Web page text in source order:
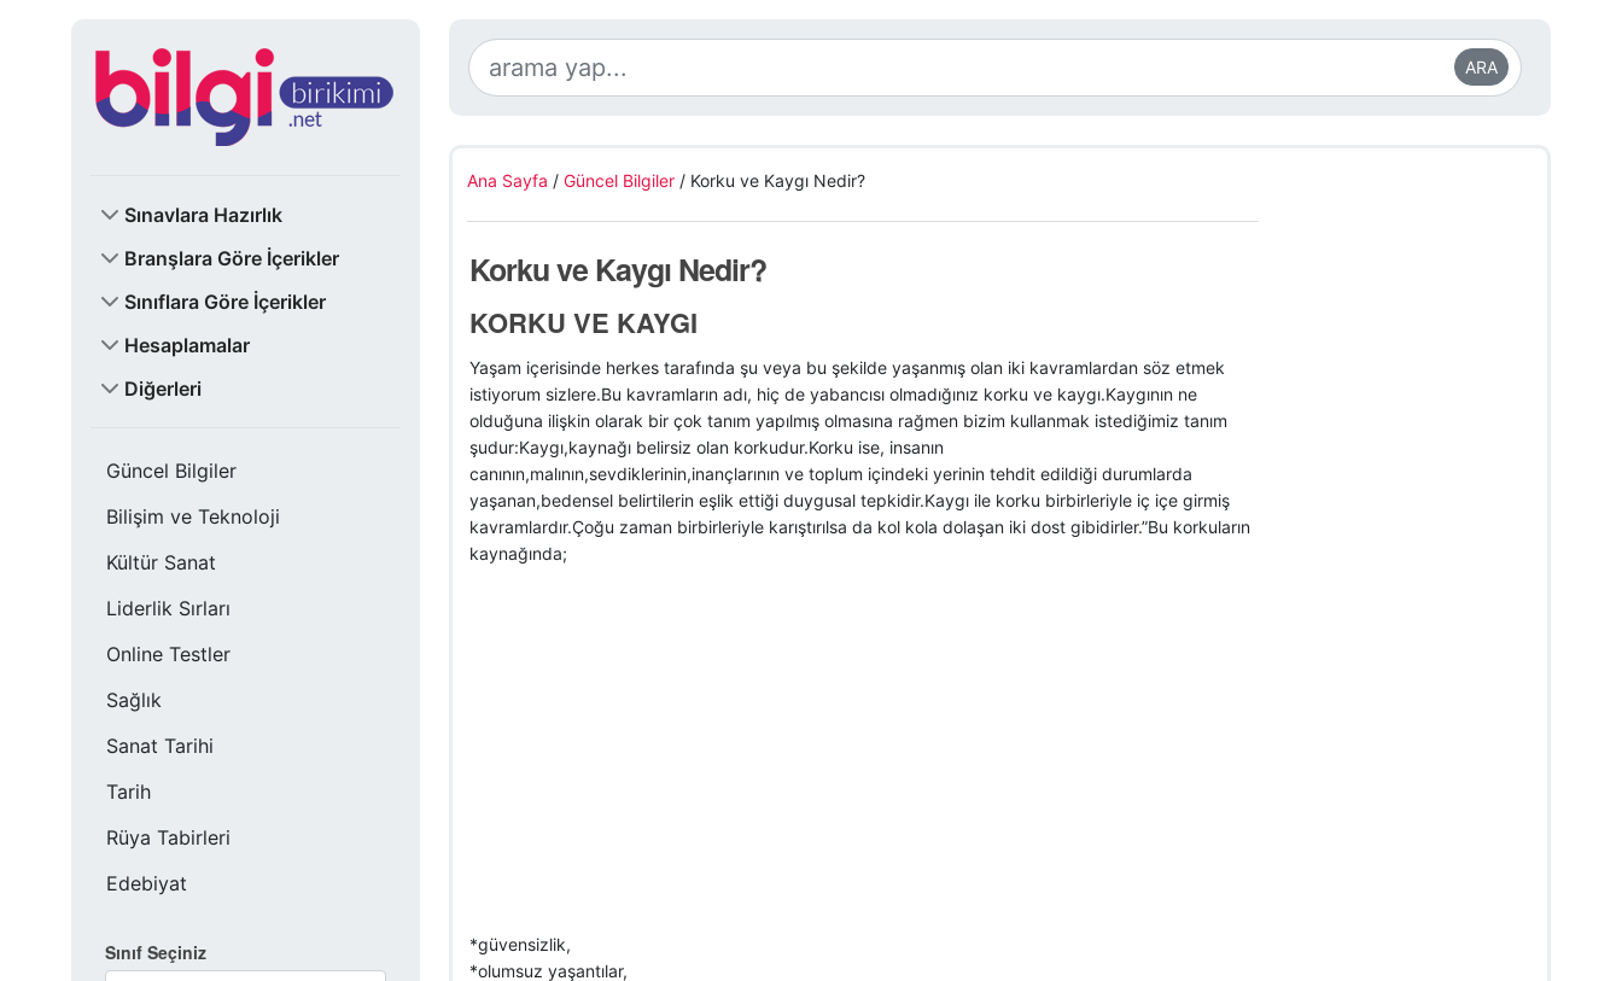
Sınavlara Hazırlık
Branşlara Göre İçerikler
Sınıflara Göre İçerikler
Hesaplamalar
Diğerleri
Güncel Bilgiler
Bilişim ve Teknoloji
Kültür Sanat
Liderlik Sırları
Online Testler
Sağlık
Sanat Tarihi
Tarih
Rüya Tabirleri
Edebiyat
Sınıf Seçiniz
ARA
Ana Sayfa / Güncel Bilgiler/ Korku ve Kaygı Nedir?
Korku ve Kaygı Nedir?
KORKU VE KAYGI
Yaşam içerisinde herkes tarafında şu veya bu şekilde yaşanmış olan iki kavramlardan söz etmek
istiyorum sizlere.Bu kavramların adı, hiç de yabancısı olmadığınız korku ve kaygı.Kaygının ne
olduğuna ilişkin olarak bir çok tanım yapılmış olmasına rağmen bizim kullanmak istediğimiz tanım
şudur:Kaygı,kaynağı belirsiz olan korkudur.Korku ise, insanın
canının,malının,sevdiklerinin,inançlarının ve toplum içindeki yerinin tehdit edildiği durumlarda
yaşanan,bedensel belirtilerin eşlik ettiği duygusal tepkidir.Kaygı ile korku birbirleriyle iç içe girmiş
kavramlardır.Çoğu zaman birbirleriyle karıştırılsa da kol kola dolaşan iki dost gibidirler.”Bu korkuların
kaynağında;
*güvensizlik,
*olumsuz yaşantılar,